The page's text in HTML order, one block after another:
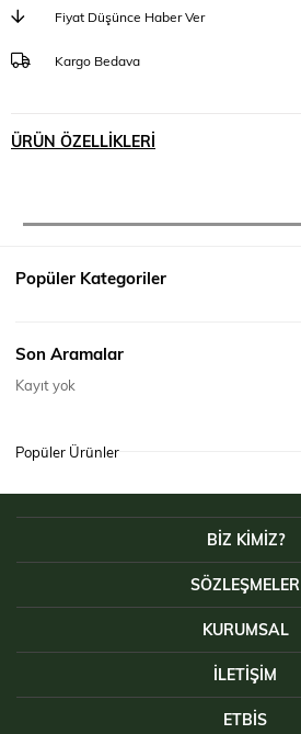
Fiyat Düşünce Haber Ver
Kargo Bedava
ÜRÜN ÖZELLIKLERI
ÖDEME SEÇENEKLERI
ÜRÜN ÖNERILERI
BİZ KİMİZ?
SÖZLEŞMELER
KURUMSAL
İLETIŞIM
ETBİS
Popüler Kategoriler
Son Aramalar
Kayıt yok
Popüler Ürünler